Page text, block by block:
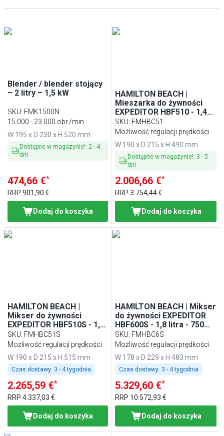
Blender / blender stojący
– 2 litry – 1,5 kW
SKU: FMK1500N
15.000 - 23.000 obr./min
W 195 x D 230 x H 520 mm
Dostępne w magazynie!: 2 - 4
dni
474,66 €*
RRP 901,90 €
Dodaj do koszyka
HAMILTON BEACH |
Mieszarka do żywności
EXPEDITOR HBF510 - 1,4
litra - 1,8 kW
SKU: FMHBC51
Możliwość regulacji prędkości
W 190 x D 215 x H 490 mm
Dostępne w magazynie!: 3 -5
dni
2.006,66 €*
RRP3.754,44 €
Dodaj do koszyka
HAMILTON BEACH |
Mikser do żywności
EXPEDITOR HBF510S - 1,8
litra - 1,8 kW - pojemnik ze
stali nierdzewnej
SKU: FMHBC51S
Możliwość regulacji prędkości
W 190 x D 215 x H 515 mm
Czas dostawy: 3 - 4 tygodnia
2.265,59 €*
RRP 4.337,03 €
Dodaj do koszyka
HAMILTON BEACH | Mikser
do żywności EXPEDITOR
HBF600S - 1,8 litra - 750
watów - pojemnik ze stali
nierdzewnej
SKU: FMHBC6S
Możliwość regulacji prędkości
W 178 x D 229 x H 483 mm
Czas dostawy: 3 - 4 tygodnia
5.329,60 €*
RRP 10.572,93 €
Dodaj do koszyka